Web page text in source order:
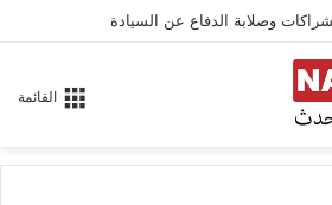
وصلابة الدفاع عن السيادة
القائمة